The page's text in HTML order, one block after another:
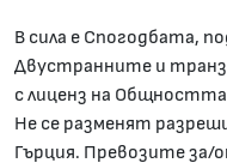
В сила е Спогодбата,
Двустранните и
с лиценз на
Не се разменят
Гърция. Превозите